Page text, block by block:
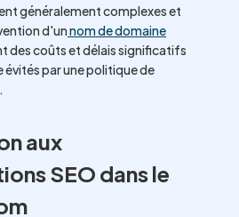
généralement complexes et
d'unnom de domaine
des coûts et délais significatifs
évités par une politique de
aux
SEO dans le